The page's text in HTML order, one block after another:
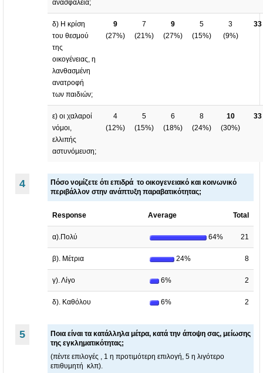
ανασφάλεια;
δ) Η κρίση
του θεσμού
της
οικογένειας, η
λανθασμένη
ανατροφή
των παιδιών;
9
(27%)
7
(21%)
9
(27%)
5
(15%)
3
(9%)
33
ε) οι χαλαροί
νόμοι,
ελλιπής
αστυνόμευση;
4
(12%)
5
(15%)
6
(18%)
8
(24%)
10
(30%)
33
4
Πόσο νομίζετε ότι επιδρά το οικογενειακό και κοινωνικό
περιβάλλον στην ανάπτυξη παραβατικότητας;
Response Average Total
α).Πολύ 64% 21
β). Μέτρια 24% 8
γ). Λίγο 6% 2
δ). Καθόλου 6% 2
5
Ποια είναι τα κατάλληλα μέτρα, κατά την άποψη σας, μείωσης
της εγκληματικότητας;
(πέντε επιλογές , 1 η προτιμότερη επιλογή, 5 η λιγότερο
επιθυμητή κλπ).